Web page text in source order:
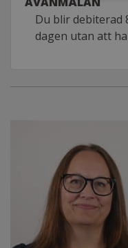
Du blir debiterad
dagen utan att